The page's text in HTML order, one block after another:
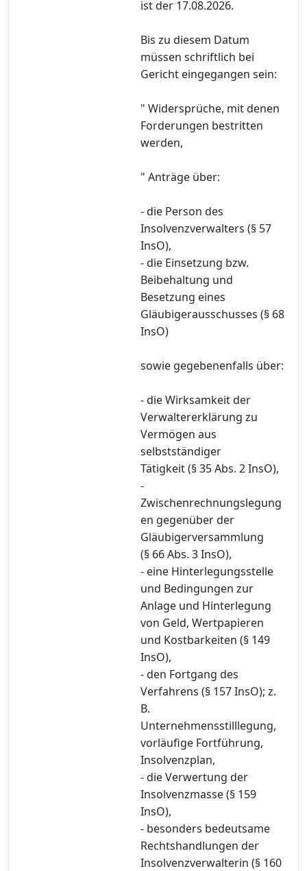
ist der 17.08.2026.
Bis zu diesem Datum
müssen schriftlich bei
Gericht eingegangen sein:
" Widersprüche, mit denen
Forderungen bestritten
werden,
" Anträge über:
- die Person des
Insolvenzverwalters (§ 57
InsO),
- die Einsetzung bzw.
Beibehaltung und
Besetzung eines
Gläubigerausschusses (§ 68
InsO)
sowie gegebenenfalls über:
- die Wirksamkeit der
Verwaltererklärung zu
Vermögen aus
selbstständiger
Tätigkeit (§ 35 Abs. 2 InsO),
-
Zwischenrechnungslegung
en gegenüber der
Gläubigerversammlung
(§ 66 Abs. 3 InsO),
- eine Hinterlegungsstelle
und Bedingungen zur
Anlage und Hinterlegung
von Geld, Wertpapieren
und Kostbarkeiten (§ 149
InsO),
- den Fortgang des
Verfahrens (§ 157 InsO); z.
B.
Unternehmensstilllegung,
vorläufige Fortführung,
Insolvenzplan,
- die Verwertung der
Insolvenzmasse (§ 159
InsO),
- besonders bedeutsame
Rechtshandlungen der
Insolvenzverwalterin (§ 160